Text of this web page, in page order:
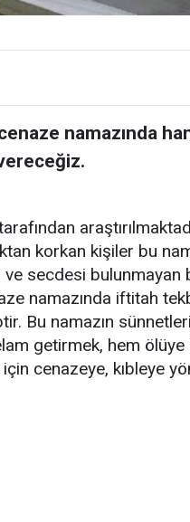
cenaze namazında
korkan kişiler bu
ve secdesi
namazında iftitah
Bu namazın
getirmek, hem
cenazeye, kıbleye